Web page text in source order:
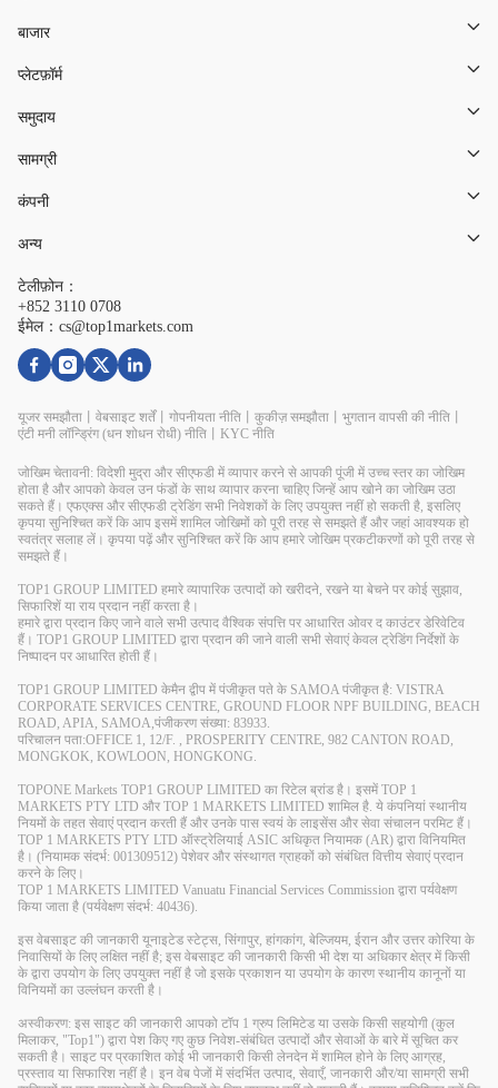
बाजार
प्लेटफ़ॉर्म
समुदाय
सामग्री
कंपनी
अन्य
टेलीफ़ोन：
+852 3110 0708
ईमेल：cs@top1markets.com
यूजर समझौता वेबसाइट शर्तें丨 गोपनीयता नीति कुकीज़ समझौता भुगतान वापसी की नीति
एंटी मनी लॉन्ड्रिंग (धन शोधन रोधी) नीति
KYC नीति
जोखिम चेतावनी: विदेशी मुद्रा और सीएफडी में व्यापार करने से आपकी पूंजी में उच्च स्तर का जोखिम
होता है और आपको केवल उन फंडों के साथ व्यापार करना चाहिए जिन्हें आप खोने का जोखिम उठा
सकते हैं। एफएक्स और सीएफडी ट्रेडिंग सभी निवेशकों के लिए उपयुक्त नहीं हो सकती है, इसलिए
कृपया सुनिश्चित करें कि आप इसमें शामिल जोखिमों को पूरी तरह से समझते हैं और जहां आवश्यक हो
स्वतंत्र सलाह लें। कृपया पढ़ें और सुनिश्चित करें कि आप हमारे जोखिम प्रकटीकरणों को पूरी तरह से
समझते हैं।
TOP1 GROUP LIMITED हमारे व्यापारिक उत्पादों को खरीदने, रखने या बेचने पर कोई सुझाव,
सिफारिशें या राय प्रदान नहीं करता है।
हमारे द्वारा प्रदान किए जाने वाले सभी उत्पाद वैश्विक संपत्ति पर आधारित ओवर द काउंटर डेरिवेटिव
हैं। TOP1 GROUP LIMITED द्वारा प्रदान की जाने वाली सभी सेवाएं केवल ट्रेडिंग निर्देशों के
निष्पादन पर आधारित होती हैं।
TOP1 GROUP LIMITED केमैन द्वीप में पंजीकृत पते के SAMOA पंजीकृत है: VISTRA
CORPORATE SERVICES CENTRE, GROUND FLOOR NPF BUILDING, BEACH
ROAD, APIA, SAMOA,पंजीकरण संख्या: 83933.
परिचालन पता:OFFICE 1, 12/F. , PROSPERITY CENTRE, 982 CANTON ROAD,
MONGKOK, KOWLOON, HONGKONG.
TOPONE Markets TOP1 GROUP LIMITED का रिटेल ब्रांड है। इसमें TOP 1
MARKETS PTY LTD और TOP 1 MARKETS LIMITED शामिल है. ये कंपनियां स्थानीय
नियमों के तहत सेवाएं प्रदान करती हैं और उनके पास स्वयं के लाइसेंस और सेवा संचालन परमिट हैं।
TOP 1 MARKETS PTY LTD ऑस्ट्रेलियाई ASIC अधिकृत नियामक (AR) द्वारा विनियमित
है। (नियामक संदर्भ: 001309512) पेशेवर और संस्थागत ग्राहकों को संबंधित वित्तीय सेवाएं प्रदान
करने के लिए।
TOP 1 MARKETS LIMITED Vanuatu Financial Services Commission द्वारा पर्यवेक्षण
किया जाता है (पर्यवेक्षण संदर्भ: 40436).
इस वेबसाइट की जानकारी यूनाइटेड स्टेट्स, सिंगापुर, हांगकांग, बेल्जियम, ईरान और उत्तर कोरिया के
निवासियों के लिए लक्षित नहीं है; इस वेबसाइट की जानकारी किसी भी देश या अधिकार क्षेत्र में किसी
के द्वारा उपयोग के लिए उपयुक्त नहीं है जो इसके प्रकाशन या उपयोग के कारण स्थानीय कानूनों या
विनियमों का उल्लंघन करती है।
अस्वीकरण: इस साइट की जानकारी आपको टॉप 1 ग्रुप लिमिटेड या उसके किसी सहयोगी (कुल
मिलाकर, "Top1") द्वारा पेश किए गए कुछ निवेश-संबंधित उत्पादों और सेवाओं के बारे में सूचित कर
सकती है। साइट पर प्रकाशित कोई भी जानकारी किसी लेनदेन में शामिल होने के लिए आग्रह,
प्रस्ताव या सिफारिश नहीं है। इन वेब पेजों में संदर्भित उत्पाद, सेवाएँ, जानकारी और/या सामग्री सभी